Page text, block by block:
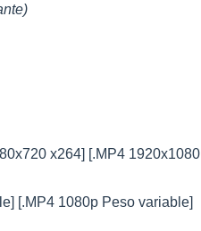
x264] [.MP4 1920x1080
[.MP4 1080p Peso variable]